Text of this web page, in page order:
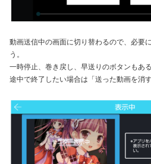
動画送信中の画面に切り替わるので、必要
う。
一時停止、巻き戻し、早送りのボタンもあ
途中で終了したい場合は「送った動画を消